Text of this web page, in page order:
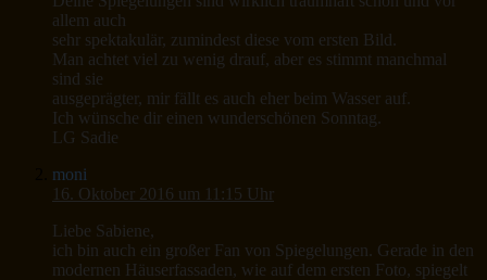
allem auch
sehr spektakulär, zumindest diese vom ersten Bild.
Man achtet viel zu wenig drauf, aber es stimmt manchmal
sind sie
ausgeprägter, mir fällt es auch eher beim Wasser auf.
Ich wünsche dir einen wunderschönen Sonntag.
LG Sadie
moni
16. Oktober 2016 um 11:15 Uhr
Liebe Sabiene,
ich bin auch ein großer Fan von Spiegelungen. Gerade in den
modernen Häuserfassaden, wie auf dem ersten Foto, spiegelt